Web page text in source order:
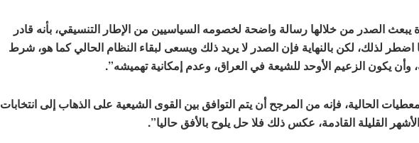
الصدر من خلالها رسالة واضحة لخصومه السياسيين من الإطار التنسيقي، بأنه قادر
لذلك، لكن بالنهاية فإن الصدر لا يريد ذلك ويسعى لبقاء النظام الحالي كما هو، شرط
وأن يكون الزعيم الأوحد للشيعة في العراق، وعدم إمكانية تهميشه”.
الحالية، فإنه من المرجح أن يتم التوافق بين القوى الشيعية على الذهاب إلى انتخابات
القليلة القادمة، عكس ذلك فلا حل يلوح بالأفق حاليا”.